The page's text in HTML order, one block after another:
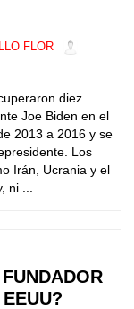
FLOR
diez
Joe Biden en el
2013 a 2016 y se
Los
Irán, Ucrania y el
ni ...